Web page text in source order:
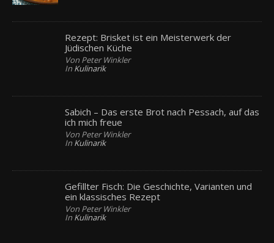
Rezept: Brisket ist ein Meisterwerk der
Jüdischen Küche
Von Peter Winkler
In Kulinarik
Sabich – Das erste Brot nach Pessach, auf das
ich mich freue
Von Peter Winkler
In Kulinarik
Gefillter Fisch: Die Geschichte, Varianten und
ein klassisches Rezept
Von Peter Winkler
In Kulinarik